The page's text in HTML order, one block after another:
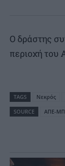
Ο δράστης
περιοχή του
TAGS Νεκρός
SOURCE
ΑΠΕ-